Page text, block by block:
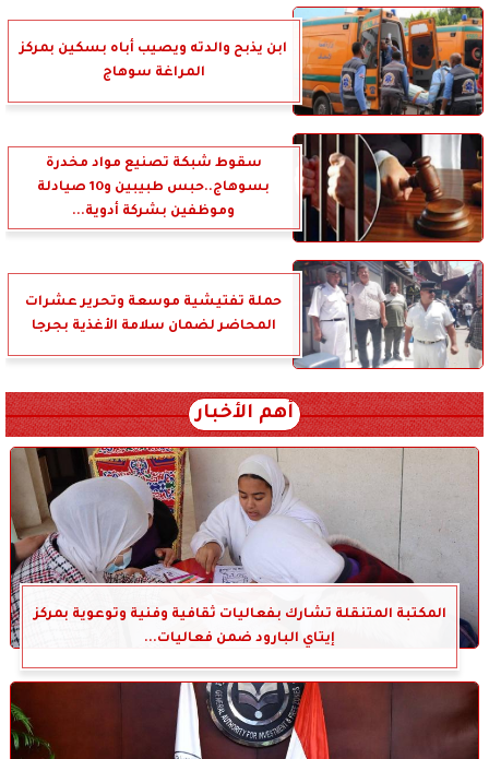
ابن يذبح والدته ويصيب أباه بسكين بمركز
المراغة سوهاج
سقوط شبكة تصنيع مواد مخدرة
بسوهاج..حبس طبيبين و10 صيادلة
وموظفين بشركة أدوية...
حملة تفتيشية موسعة وتحرير عشرات
المحاضر لضمان سلامة الأغذية بجرجا
أهم الأخبار
المكتبة المتنقلة تشارك بفعاليات ثقافية وفنية وتوعوية بمركز
إيتاي البارود ضمن فعاليات...